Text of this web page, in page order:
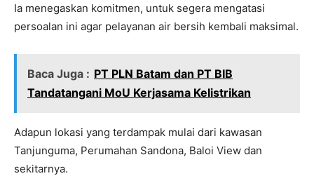
Ia menegaskan komitmen, untuk segera mengatasi
persoalan ini agar pelayanan air bersih kembali maksimal.
Baca Juga : PT PLN Batam dan PT BIB
Tandatangani MoU Kerjasama Kelistrikan
Adapun lokasi yang terdampak mulai dari kawasan
Tanjunguma, Perumahan Sandona, Baloi View dan
sekitarnya.